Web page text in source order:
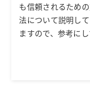
も信頼されるため
法について説明し
ますので、参考にし